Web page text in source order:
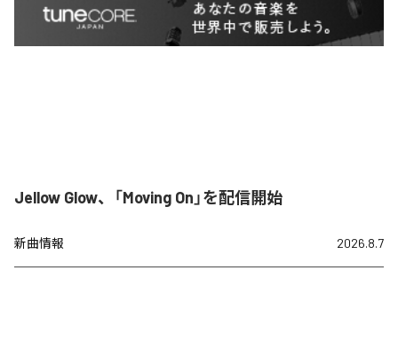
Jellow Glow、「Moving On」を配信開始
新曲情報 2026.8.7